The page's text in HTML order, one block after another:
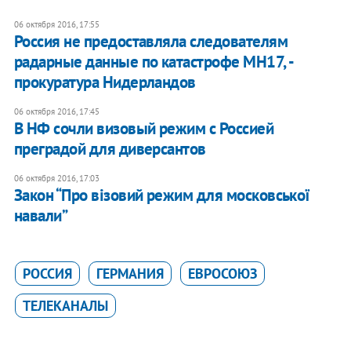
06 октября 2016, 17:55
Россия не предоставляла следователям
радарные данные по катастрофе МН17, -
прокуратура Нидерландов
06 октября 2016, 17:45
В НФ сочли визовый режим с Россией
преградой для диверсантов
06 октября 2016, 17:03
Закон “Про візовий режим для московської
навали”
РОССИЯ ГЕРМАНИЯ
ЕВРОСОЮЗ
ТЕЛЕКАНАЛЫ